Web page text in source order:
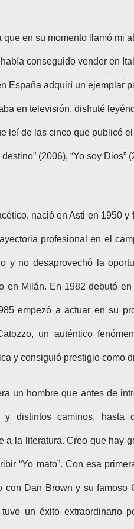
en su momento llamó mi
conseguido vender en
España adquirí un ejemplar
en televisión, disfruté
leí de las cinco que publicó
(2006), “Yo soy
nació en Asti en 1950
profesional en el
y no desaprovechó la
en Milán. En 1982 debutó
empezó a actuar en su
un auténtico
y consiguió prestigio como
un hombre que antes de
y distintos caminos,
a la literatura. Creo que hay
“Yo mato”. Con esa
con Dan Brown y su famoso
un éxito extraordinario